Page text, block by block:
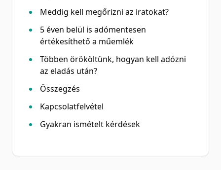
Meddig kell megőrizni az iratokat?
5 éven belül is adómentesen
értékesíthető a műemlék
Többen örököltünk, hogyan kell adózni
az eladás után?
Összegzés
Kapcsolatfelvétel
Gyakran ismételt kérdések